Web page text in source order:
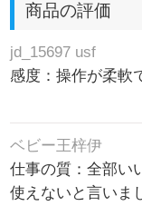
商品の評価
jd_15697 usf
感度：操作が柔軟
ベビー王梓伊
仕事の質：全部い
使えないと言いま